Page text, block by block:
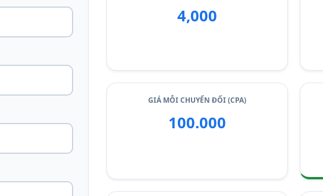
4,000
GIÁ MỖI CHUYỂN ĐỔI (CPA)
100.000